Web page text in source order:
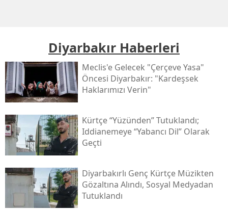
Diyarbakır Haberleri
Meclis'e Gelecek "çerçeve Yasa"
Öncesi Diyarbakır: "kardeşsek
Haklarımızı Verin"
Kürtçe “yüzünden” Tutuklandı;
Iddianemeye “yabancı Dil” Olarak
Geçti
Diyarbakırlı Genç Kürtçe Müzikten
Gözaltına Alındı, Sosyal Medyadan
Tutuklandı